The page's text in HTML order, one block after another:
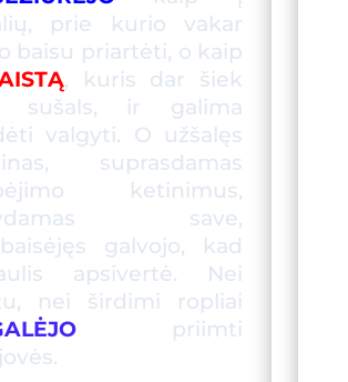
prie kurio vakar
baisu priartėti, o kaip
, kuris dar šiek
sušals, ir galima
valgyti. O užšalęs
suprasdamas
ketinimus,
save,
galvojo, kad
apsivertė. Nei
nei širdimi ropliai
priimti